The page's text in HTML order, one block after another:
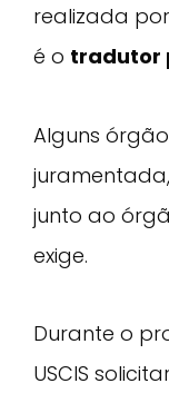
realizada
é o tradutor
Alguns
junto ao
exige.
Durante o
USCIS